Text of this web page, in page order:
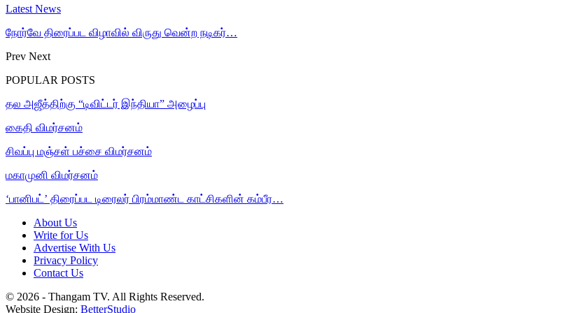
Latest News
நோர்வே திரைப்பட விழாவில் விருது வென்ற நடிகர்…
Prev Next
POPULAR POSTS
தல அஜீத்திற்கு “டிவிட்டர் இந்தியா” அழைப்பு
கைதி விமர்சனம்
சிவப்பு மஞ்சள் பச்சை விமர்சனம்
மகாமுனி விமர்சனம்
‘பானிபட்’ திரைப்பட டிரைலர் பிரம்மாண்ட காட்சிகளின் கம்பீர…
About Us
Write for Us
Advertise With Us
Privacy Policy
Contact Us
© 2026 - Thangam TV. All Rights Reserved.
Website Design: BetterStudio